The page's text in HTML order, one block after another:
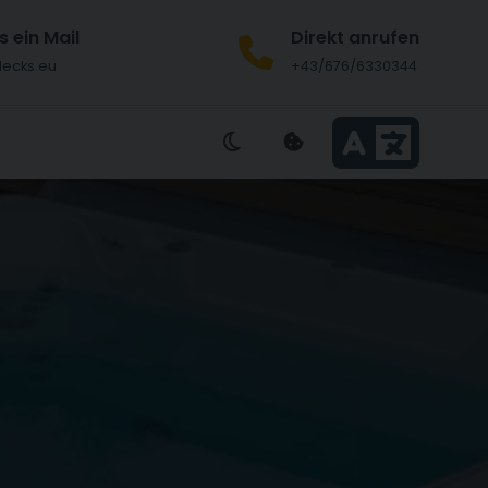
ein Mail Direkt anrufen
+43/676/6330344